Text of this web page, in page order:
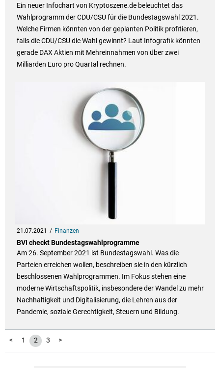
Ein neuer Infochart von Kryptoszene.de beleuchtet das
Wahlprogramm der CDU/CSU für die Bundestagswahl 2021.
Welche Firmen könnten von der geplanten Politik profitieren,
falls die CDU/CSU die Wahl gewinnt? Laut Infografik könnten
gerade DAX Aktien mit Mehreinnahmen von über zwei
Milliarden Euro pro Quartal rechnen.
21.07.2021 Finanzen
BVI checkt Bundestagswahlprogramme
Am 26. September 2021 ist Bundestagswahl. Was die
Parteien erreichen wollen, beschreiben sie in den kürzlich
beschlossenen Wahlprogrammen. Im Fokus stehen eine
moderne Wirtschaftspolitik, insbesondere der Wandel zu mehr
Nachhaltigkeit und Digitalisierung, die Lehren aus der
Pandemie, soziale Gerechtigkeit, Steuern und Bildung.
< 1 2 3 >